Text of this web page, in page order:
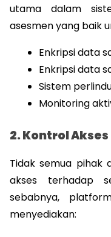
utama dalam
asesmen yang baik
Enkripsi data
Enkripsi data
Sistem
Monitoring
2. Kontrol
Tidak semua pihak
akses terhadap
sebabnya,
menyediakan: